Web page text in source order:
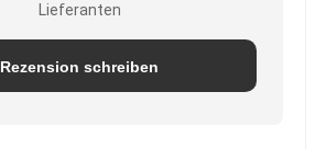
Lieferanten
Rezension schreiben